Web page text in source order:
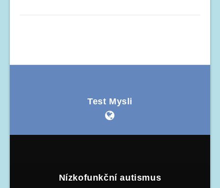
Test Mysli
Nízkofunkční autismus